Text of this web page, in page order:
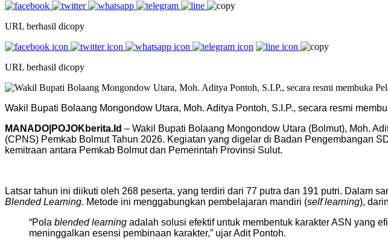
URL berhasil dicopy
URL berhasil dicopy
Wakil Bupati Bolaang Mongondow Utara, Moh. Aditya Pontoh, S.I.P., secara resmi
MANADO|POJOKberita.Id – Wakil Bupati Bolaang Mongondow Utara (Bolmut), Moh.
(CPNS) Pemkab Bolmut Tahun 2026. Kegiatan yang digelar di Badan Pengembangan
kemitraan antara Pemkab Bolmut dan Pemerintah Provinsi Sulut.
Latsar tahun ini diikuti oleh 268 peserta, yang terdiri dari 77 putra dan 191 putri. Dalam
Blended Learning. Metode ini menggabungkan pembelajaran mandiri (self learning),
“Pola blended learning adalah solusi efektif untuk membentuk karakter ASN yang
meninggalkan esensi pembinaan karakter,” ujar Adit Pontoh.